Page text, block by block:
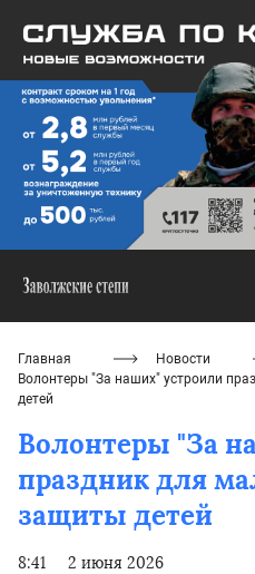
Главная
Новости
Волонтеры "За наших" устроили
детей
Волонтеры "За
праздник для
защиты детей
8:41 2 июня 2026